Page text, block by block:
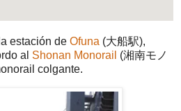
estación de Ofuna (大船駅),
al Shonan Monorail (湘南モノ
colgante.